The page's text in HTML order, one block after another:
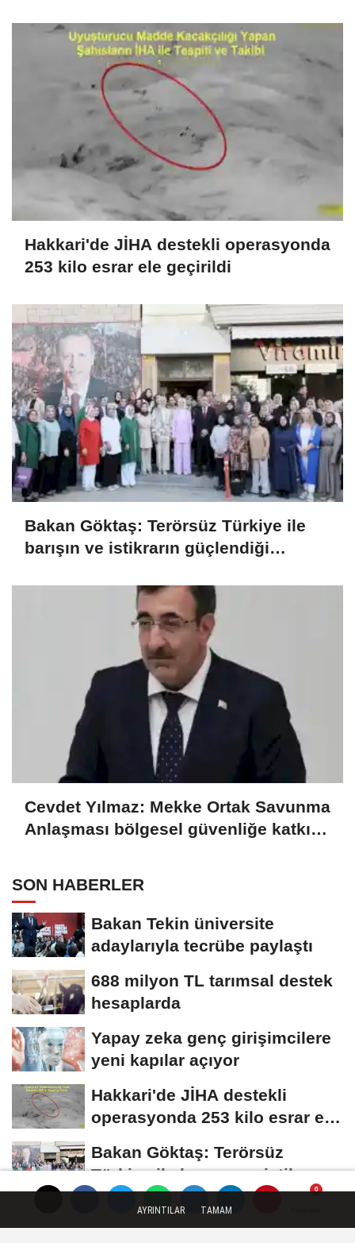
Hakkari'de JİHA destekli operasyonda
253 kilo esrar ele geçirildi
Bakan Göktaş: Terörsüz Türkiye ile
barışın ve istikrarın güçlendiği
Cevdet Yılmaz: Mekke Ortak Savunma
Anlaşması bölgesel güvenliğe katkı
SON HABERLER
Bakan Tekin üniversite
adaylarıyla tecrübe paylaştı
688 milyon TL tarımsal destek
hesaplarda
Yapay zeka genç girişimcilere
yeni kapılar açıyor
Hakkari'de JİHA destekli
operasyonda 253 kilo esrar ele
Bakan Göktaş: Terörsüz
Türkiye ile barışın ve istikrarın
güçlendiği...
AYRINTILAR TAMAM